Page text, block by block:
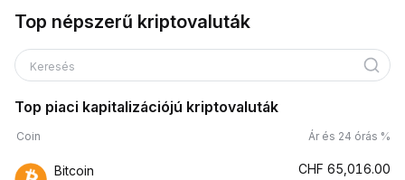
Top népszerű kriptovaluták
Keresés
Top piaci kapitalizációjú kriptovaluták
Coin Ár és 24 órás %
Bitcoin CHF 65,016.00